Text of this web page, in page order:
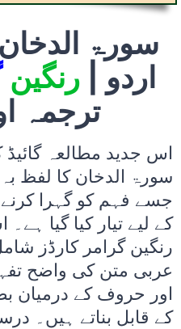
سورۃ
اردو |رنگین
ترجمہ
اس جدید مطالعہ گائیڈ
سورۃ الدخان کا لفظ
جسے فہم کو گہرا کرنے
کے لیے تیار کیا گیا
رنگین گرامر کارڈز
عربی متن کی واضح
اور حروف کے درمیان
کے قابل بناتے ہیں۔